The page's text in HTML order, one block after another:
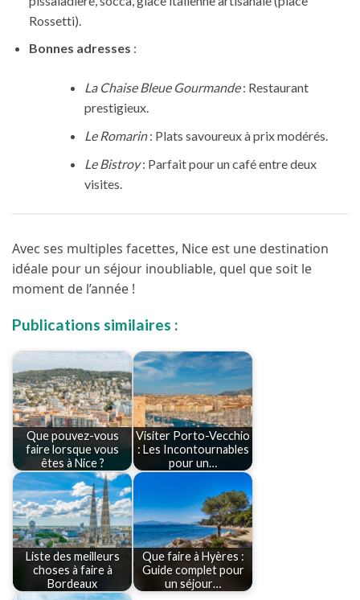
Rossetti).
Bonnes adresses :
La Chaise Bleue Gourmande: Restaurant
prestigieux.
Le Romarin: Plats savoureux à prix modérés.
Le Bistroy: Parfait pour un café entre deux
visites.
Avec ses multiples facettes, Nice est une destination
idéale pour un séjour inoubliable, quel que soit le
moment de l’année !
Publications similaires :
Que pouvez-vous
faire lorsque vous
êtes à Nice ?
Visiter Porto-Vecchio
: Les Incontournables
pour un…
Liste des meilleurs
choses à faire à
Bordeaux
Que faire à Hyères :
Guide complet pour
un séjour…